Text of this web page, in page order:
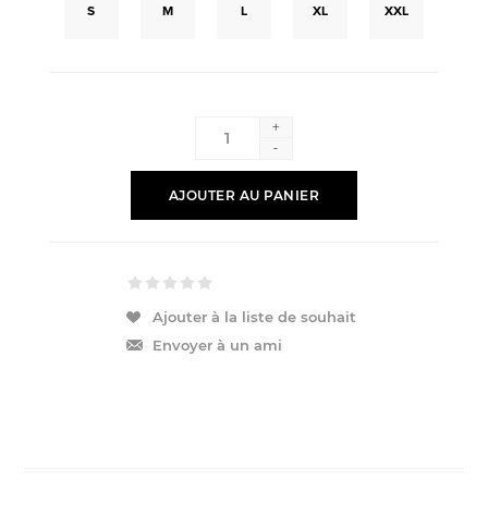
S M L XL XXL
+
-
AJOUTER AU PANIER
Ajouter à la liste de souhait
Envoyer à un ami